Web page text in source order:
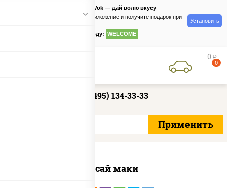
PizzaSushiWok — дай волю вкусу
Скачайте приложение и получите подарок при
по промокоду: WELCOME
Установить
0 руб
0
+7 (495) 134-33-33
Ясай маки